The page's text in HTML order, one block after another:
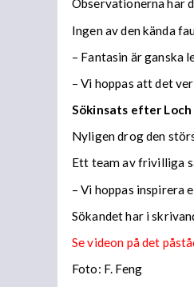
Observationerna har
Ingen av den kända
– Fantasin är ganska
– Vi hoppas att det
Sökinsats efter
Nyligen drog den
Ett team av frivilliga
– Vi hoppas inspirera
Sökandet har i
Se videon på det
Foto: F. Feng